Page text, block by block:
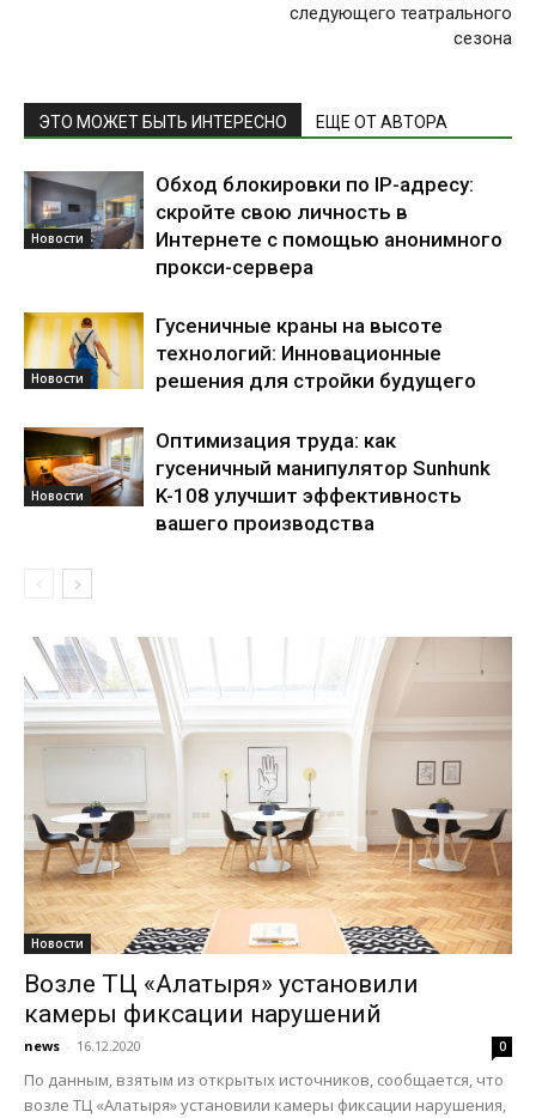
следующего театрального
сезона
ЭТО МОЖЕТ БЫТЬ ИНТЕРЕСНО ЕЩЕ ОТ АВТОРА
Новости
Обход блокировки по IP-адресу:
скройте свою личность в
Интернете с помощью анонимного
прокси-сервера
Новости
Гусеничные краны на высоте
технологий: Инновационные
решения для стройки будущего
Новости
Оптимизация труда: как
гусеничный манипулятор Sunhunk
K-108 улучшит эффективность
вашего производства
Новости
Возле ТЦ «Алатыря» установили
камеры фиксации нарушений
news - 16.12.2020 0
По данным, взятым из открытых источников, сообщается, что
возле ТЦ «Алатыря» установили камеры фиксации нарушения,